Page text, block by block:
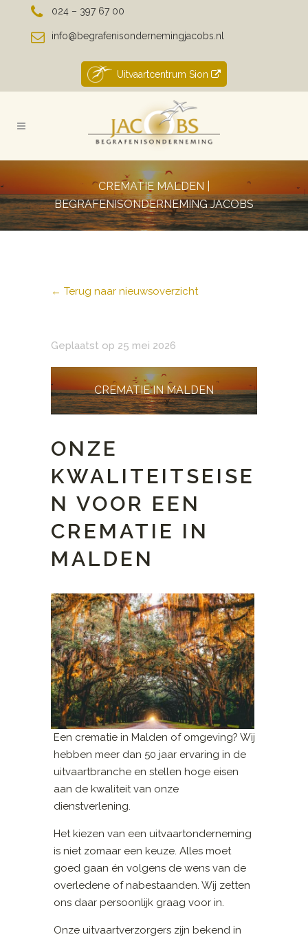
024 – 397 67 00
info@begrafenisondernemingjacobs.nl
Uitvaartcentrum Sion
CREMATIE MALDEN |
BEGRAFENISONDERNEMING JACOBS
← Terug naar nieuwsoverzicht
Geplaatst op 25 mei 2026
CREMATIE IN MALDEN
ONZE
KWALITEITSEISE
N VOOR EEN
CREMATIE IN
MALDEN
Een crematie in Malden of omgeving? Wij
hebben meer dan 50 jaar ervaring in de
uitvaartbranche en stellen hoge eisen
aan de kwaliteit van onze
dienstverlening.
Het kiezen van een uitvaartonderneming
is niet zomaar een keuze. Alles moet
goed gaan én volgens de wens van de
overledene of nabestaanden. Wij zetten
ons daar persoonlijk graag voor in.
Onze uitvaartverzorgers zijn bekend in